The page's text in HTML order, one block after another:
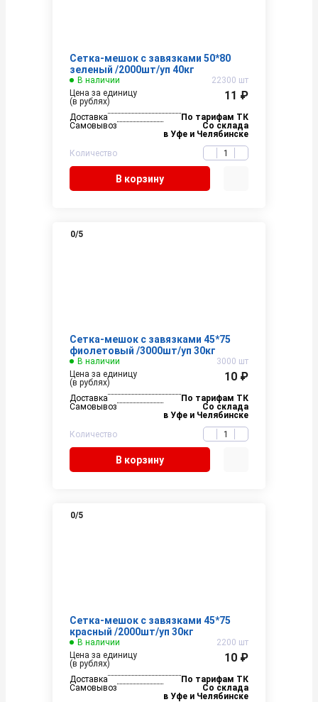
Сетка-мешок с завязками 50*80
зеленый /2000шт/уп 40кг
В наличии
22300 шт
Цена за единицу
(в рублях)
11 ₽
Доставка
По тарифам ТК
Самовывоз
Со склада
в Уфе и Челябинске
Количество
В корзину
0/5
Сетка-мешок с завязками 45*75
фиолетовый /3000шт/уп 30кг
В наличии
3000 шт
Цена за единицу
(в рублях)
10 ₽
Доставка
По тарифам ТК
Самовывоз
Со склада
в Уфе и Челябинске
Количество
В корзину
0/5
Сетка-мешок с завязками 45*75
красный /2000шт/уп 30кг
В наличии
2200 шт
Цена за единицу
(в рублях)
10 ₽
Доставка
По тарифам ТК
Самовывоз
Со склада
в Уфе и Челябинске